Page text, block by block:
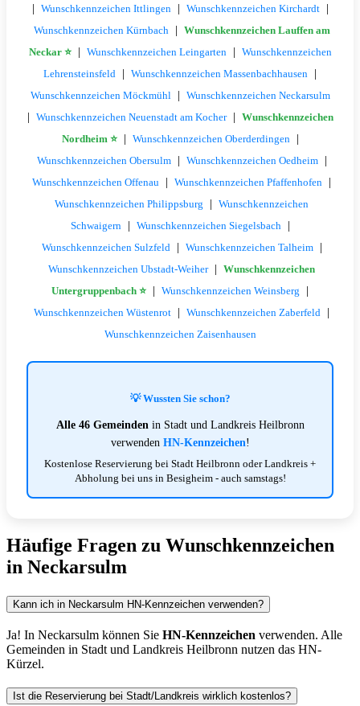
| Wunschkennzeichen Ittlingen | Wunschkennzeichen Kirchardt |
Wunschkennzeichen Kürnbach | Wunschkennzeichen Lauffen am
Neckar ⭐
| Wunschkennzeichen Leingarten | Wunschkennzeichen
Lehrensteinsfeld
| Wunschkennzeichen Massenbachhausen |
Wunschkennzeichen Möckmühl | Wunschkennzeichen Neckarsulm
| Wunschkennzeichen Neuenstadt am Kocher | Wunschkennzeichen
Nordheim ⭐
| Wunschkennzeichen Oberderdingen |
Wunschkennzeichen Obersulm | Wunschkennzeichen Oedheim |
Wunschkennzeichen Offenau | Wunschkennzeichen Pfaffenhofen |
Wunschkennzeichen Philippsburg | Wunschkennzeichen
Schwaigern
| Wunschkennzeichen Siegelsbach |
Wunschkennzeichen Sulzfeld | Wunschkennzeichen Talheim |
Wunschkennzeichen Ubstadt-Weiher | Wunschkennzeichen
Untergruppenbach ⭐ | Wunschkennzeichen Weinsberg |
Wunschkennzeichen Wüstenrot | Wunschkennzeichen Zaberfeld |
Wunschkennzeichen Zaisenhausen
💡 Wussten Sie schon?
Alle 46 Gemeindenin Stadt und Landkreis Heilbronn
verwenden HN-Kennzeichen!
Kostenlose Reservierung bei Stadt Heilbronn oder Landkreis +
Abholung bei uns in Besigheim - auch samstags!
Häufige Fragen zu Wunschkennzeichen
in Neckarsulm
Kann ich in Neckarsulm HN-Kennzeichen verwenden?
Ja! In Neckarsulm können Sie HN-Kennzeichen verwenden. Alle
Gemeinden in Stadt und Landkreis Heilbronn nutzen das HN-
Kürzel.
Ist die Reservierung bei Stadt/Landkreis wirklich kostenlos?